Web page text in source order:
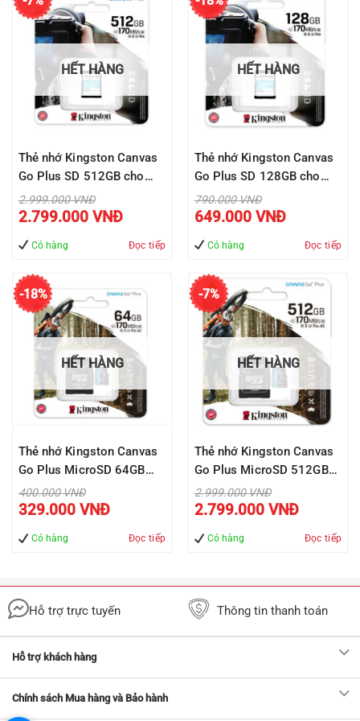
HẾT HÀNG
Thẻ nhớ Kingston Canvas
Go Plus SD 512GB cho
thiết bị di động Android,
camera, flycam và sản
2.999.000VNĐ
Giá
gốc
là:
2.799.000 VNĐGiá
hiện
2.799.000 VNĐ.
Có hàng Đọc tiếp
HẾT HÀNG
Thẻ nhớ Kingston Canvas
Go Plus SD 128GB cho
thiết bị di động Android,
camera, flycam và sản
790.000VNĐ
Giá
gốc
là:
649.000 VNĐ
649.000
Có hàng Đọc tiếp
-18%
HẾT HÀNG
Thẻ nhớ Kingston Canvas
Go Plus MicroSD 64GB
cho thiết bị di động
Android, camera, flycam và
SDCG3/64G
400.000VNĐ
Giá
gốc
là:
329.000 VNĐ
329.000 VNĐ.
Có hàng Đọc tiếp
-7%
HẾT HÀNG
Thẻ nhớ Kingston Canvas
Go Plus MicroSD 512GB
cho di động Android,
camera, flycam và sản
SDCG3/512G
2.999.000VNĐ
Giá
gốc
là:
2.799.000 VNĐGiá
hiện
2.799.000
Có hàng Đọc tiếp
Hỗ trợ trực tuyến Thông tin thanh toán
Hỗ trợ khách hàng
Chính sách Mua hàng và Bảo hành